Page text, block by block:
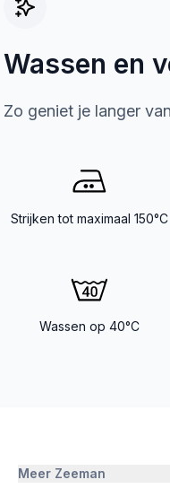
Wassen en
Zo geniet je langer
Strijken tot maximaal 150°C
Wassen op 40°C
Meer Zeeman